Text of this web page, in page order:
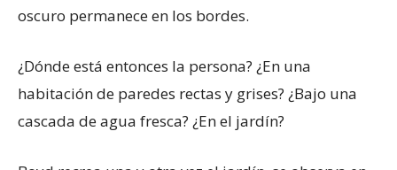
oscuro permanece en los bordes.
¿Dónde está entonces la persona? ¿En una
habitación de paredes rectas y grises? ¿Bajo una
cascada de agua fresca? ¿En el jardín?